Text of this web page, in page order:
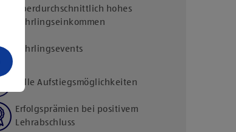
Überdurchschnittlich hohes
Lehrlingseinkommen
Lehrlingsevents
Tolle Aufstiegsmöglichkeiten
Erfolgsprämien bei positivem
Lehrabschluss